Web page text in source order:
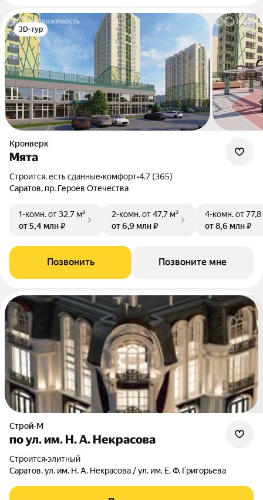
3D-тур
Кронверк
Мята
Строится, есть сданные•комфорт•4.7 (365)
Саратов, пр. Героев Отечества
1-комн.от 32,7 м²
от 5,4 млн ₽
2-комн.от 47,7 м²
от 6,9 млн ₽
4-комн.от
от 8,6 млн ₽
Позвонить Позвоните мне
Строй-М
по ул. им. Н. А. Некрасова
Строится•элитный
Саратов, ул. им. Н. А. Некрасова / ул. им. Е. Ф. Григорьева